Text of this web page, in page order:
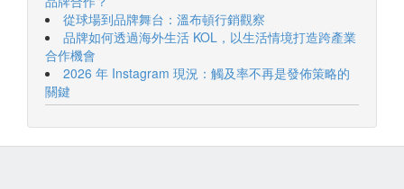
從球場到品牌舞台：溫布頓行銷觀察
品牌如何透過海外生活 KOL，以生活情境打造跨產業
合作機會
2026 年 Instagram 現況：觸及率不再是發佈策略的
關鍵